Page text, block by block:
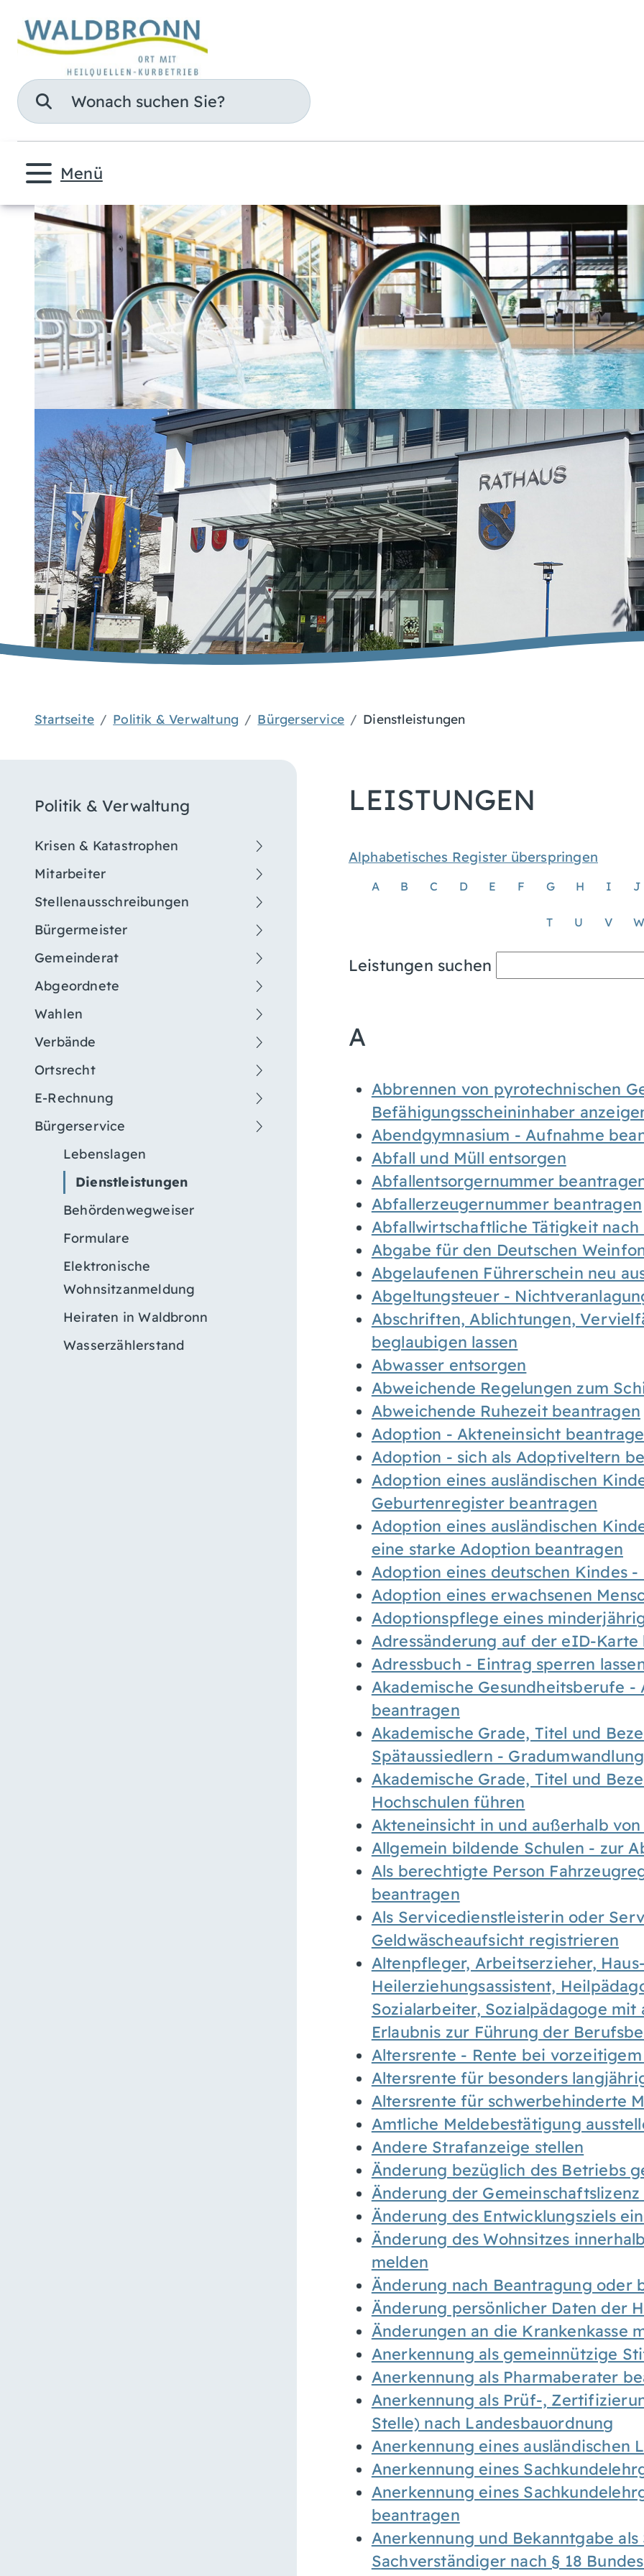
Suche
Menü
Startseite Politik & Verwaltung Bürgerservice Dienstleistungen
Politik & Verwaltung
Krisen & Katastrophen
Mitarbeiter
Stellenausschreibungen
Bürgermeister
Gemeinderat
Abgeordnete
Wahlen
Verbände
Ortsrecht
E-Rechnung
Bürgerservice
Lebenslagen
Dienstleistungen
Behördenwegweiser
Formulare
Elektronische
Wohnsitzanmeldung
Heiraten in Waldbronn
Wasserzählerstand
LEISTUNGEN
Alphabetisches Register überspringen
A B C D E F G H I J
T U V W
Leistungen suchen
A
Abbrennen von pyrotechnischen
Befähigungsscheininhaber
Abendgymnasium - Aufnahme
Abfall und Müll entsorgen
Abfallentsorgernummer
Abfallerzeugernummer beantragen
Abfallwirtschaftliche Tätigkeit
Abgabe für den Deutschen
Abgelaufenen Führerschein neu
Abgeltungsteuer -
Abschriften, Ablichtungen,
beglaubigen lassen
Abwasser entsorgen
Abweichende Regelungen zum
Abweichende Ruhezeit beantragen
Adoption - Akteneinsicht
Adoption - sich als Adoptiveltern
Adoption eines ausländischen
Geburtenregister beantragen
Adoption eines ausländischen
eine starke Adoption beantragen
Adoption eines deutschen Kindes
Adoption eines erwachsenen
Adoptionspflege eines
Adressänderung auf der eID-Karte
Adressbuch - Eintrag sperren
Akademische Gesundheitsberufe
beantragen
Akademische Grade, Titel und
Spätaussiedlern -
Akademische Grade, Titel und
Hochschulen führen
Akteneinsicht in und außerhalb
Allgemein bildende Schulen - zur
Als berechtigte Person
beantragen
Als Servicedienstleisterin oder
Geldwäscheaufsicht registrieren
Altenpfleger, Arbeitserzieher,
Heilerziehungsassistent,
Sozialarbeiter, Sozialpädagoge
Erlaubnis zur Führung der
Altersrente - Rente bei
Altersrente für besonders
Altersrente für schwerbehinderte
Amtliche Meldebestätigung
Andere Strafanzeige stellen
Änderung bezüglich des Betriebs
Änderung der
Änderung des Entwicklungsziels
Änderung des Wohnsitzes
melden
Änderung nach Beantragung oder
Änderung persönlicher Daten der
Änderungen an die Krankenkasse
Anerkennung als gemeinnützige
Anerkennung als Pharmaberater
Anerkennung als Prüf-,
Stelle) nach Landesbauordnung
Anerkennung eines ausländischen
Anerkennung eines
Anerkennung eines
beantragen
Anerkennung und Bekanntgabe
Sachverständiger nach § 18